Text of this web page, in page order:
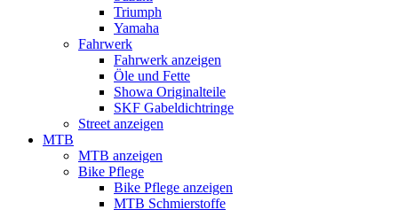
Triumph
Yamaha
Fahrwerk
Fahrwerk anzeigen
Öle und Fette
Showa Originalteile
SKF Gabeldichtringe
Street anzeigen
MTB
MTB anzeigen
Bike Pflege
Bike Pflege anzeigen
MTB Schmierstoffe